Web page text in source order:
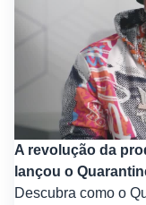
A revolução da
lançou o
Descubra como o